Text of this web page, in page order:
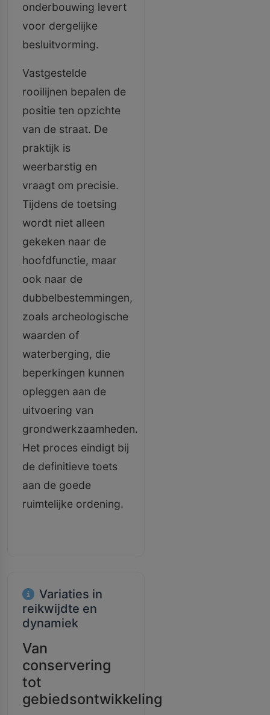
onderbouwing levert
voor dergelijke
besluitvorming.
Vastgestelde
rooilijnen bepalen de
positie ten opzichte
van de straat. De
praktijk is
weerbarstig en
vraagt om precisie.
Tijdens de toetsing
wordt niet alleen
gekeken naar de
hoofdfunctie, maar
ook naar de
dubbelbestemmingen,
zoals archeologische
waarden of
waterberging, die
beperkingen kunnen
opleggen aan de
uitvoering van
grondwerkzaamheden.
Het proces eindigt bij
de definitieve toets
aan de goede
ruimtelijke ordening.
Variaties in
reikwijdte en
dynamiek
Van
conservering
tot
gebiedsontwikkeling